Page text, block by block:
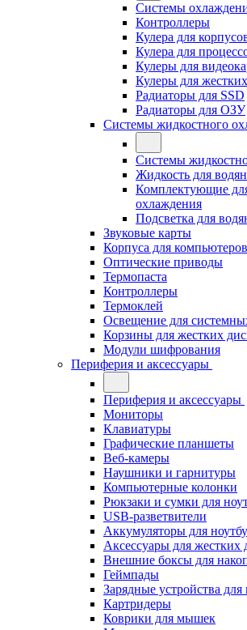
Системы
Контроллеры
Кулера для
Кулера для
Кулеры для
Кулеры для
Радиаторы для SSD
Радиаторы для ОЗУ
Системы жидкостного
Системы
Жидкость для
Комплектующие
охлаждения
Подсветка для
Звуковые карты
Корпуса для компьютеров
Оптические приводы
Термопаста
Контроллеры
Термоклей
Освещение для
Корзины для жестких
Модули шифрования
Периферия и аксессуары
Периферия и аксессуары
Мониторы
Клавиатуры
Графические планшеты
Веб-камеры
Наушники и гарнитуры
Компьютерные колонки
Рюкзаки и сумки для
USB-разветвители
Аккумуляторы для
Аксессуары для жестких
Внешние боксы для
Геймпады
Зарядные устройства для
Картридеры
Коврики для мышек